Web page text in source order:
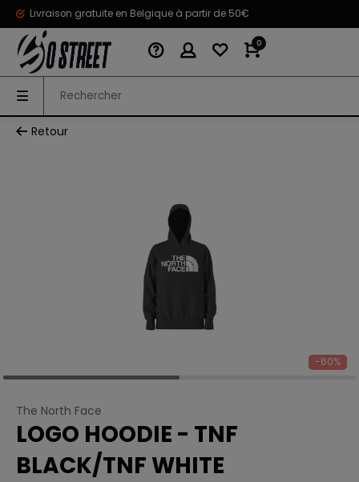
Livraison gratuite en Belgique à partir de 50€
0
Retour
-60%
The North Face
LOGO HOODIE - TNF
BLACK/TNF WHITE